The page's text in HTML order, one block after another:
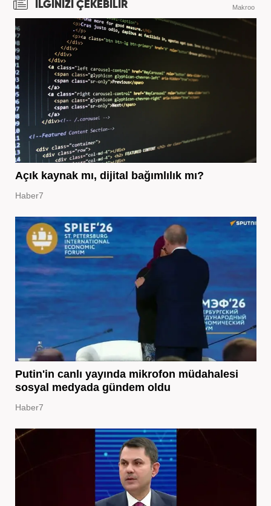
İLGİNİZİ ÇEKEBİLİR Makroo
Açık kaynak mı, dijital bağımlılık mı?
Haber7
Putin'in canlı yayında mikrofon müdahalesi
sosyal medyada gündem oldu
Haber7